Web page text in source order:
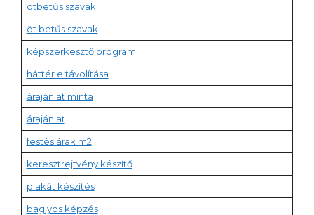
ötbetűs szavak
öt betűs szavak
képszerkesztő program
háttér eltávolítása
árajánlat minta
árajánlat
festés árak m2
keresztrejtvény készítő
plakát készítés
baglyos képzés